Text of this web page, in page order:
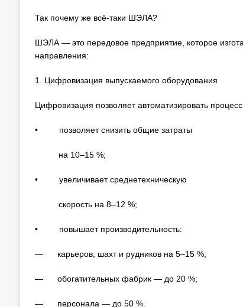
Так почему же всё-таки ШЭЛА?
ШЭЛА — это передовое предприятие, которое
направления:
1. Цифровизация выпускаемого оборудования
Цифровизация позволяет автоматизировать
• позволяет снизить общие затраты
на 10–15 %;
• увеличивает среднетехническую
скорость на 8–12 %;
• повышает производительность:
— карьеров, шахт и рудников на 5–15 %;
— обогатительных фабрик — до 20 %;
— персонала — до 50 %.